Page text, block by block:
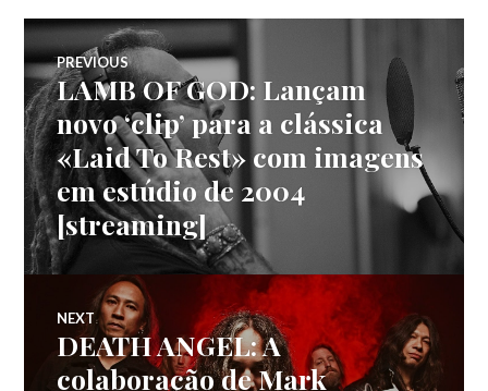
Navegação
de
artigos
PREVIOUS
Previous
post:
LAMB OF GOD: Lançam
novo ‘clip’ para a clássica
«Laid To Rest» com imagens
em estúdio de 2004
[streaming]
NEXT
Next
post:
DEATH ANGEL: A
colaboração de Mark